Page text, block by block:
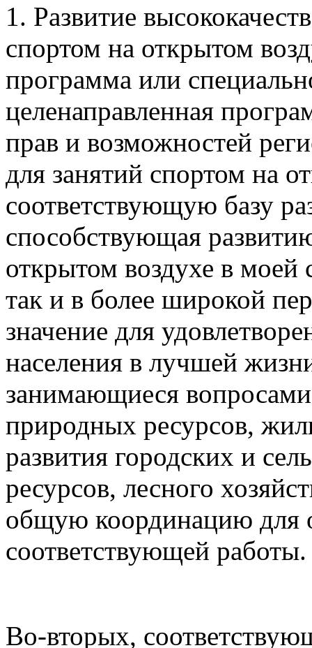
1. Развитие
спортом на открытом
программа или
целенаправленная
прав и возможностей
для занятий спортом на
соответствующую базу
способствующая
открытом воздухе в моей
так и в более широкой
значение для
населения в лучшей
занимающиеся
природных ресурсов,
развития городских и
ресурсов, лесного
общую координацию для
соответствующей работы.
Во-вторых,